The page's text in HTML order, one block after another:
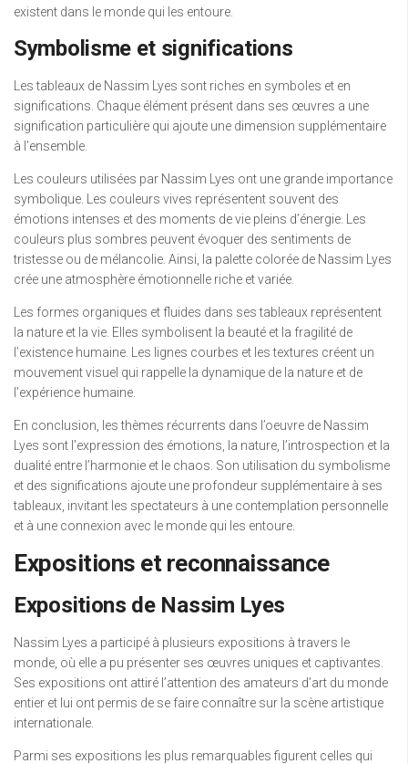
existent dans le monde qui les entoure.
Symbolisme et significations
Les tableaux de Nassim Lyes sont riches en symboles et en
significations. Chaque élément présent dans ses œuvres a une
signification particulière qui ajoute une dimension supplémentaire
à l’ensemble.
Les couleurs utilisées par Nassim Lyes ont une grande importance
symbolique. Les couleurs vives représentent souvent des
émotions intenses et des moments de vie pleins d’énergie. Les
couleurs plus sombres peuvent évoquer des sentiments de
tristesse ou de mélancolie. Ainsi, la palette colorée de Nassim Lyes
crée une atmosphère émotionnelle riche et variée.
Les formes organiques et fluides dans ses tableaux représentent
la nature et la vie. Elles symbolisent la beauté et la fragilité de
l’existence humaine. Les lignes courbes et les textures créent un
mouvement visuel qui rappelle la dynamique de la nature et de
l’expérience humaine.
En conclusion, les thèmes récurrents dans l’oeuvre de Nassim
Lyes sont l’expression des émotions, la nature, l’introspection et la
dualité entre l’harmonie et le chaos. Son utilisation du symbolisme
et des significations ajoute une profondeur supplémentaire à ses
tableaux, invitant les spectateurs à une contemplation personnelle
et à une connexion avec le monde qui les entoure.
Expositions et reconnaissance
Expositions de Nassim Lyes
Nassim Lyes a participé à plusieurs expositions à travers le
monde, où elle a pu présenter ses œuvres uniques et captivantes.
Ses expositions ont attiré l’attention des amateurs d’art du monde
entier et lui ont permis de se faire connaître sur la scène artistique
internationale.
Parmi ses expositions les plus remarquables figurent celles qui